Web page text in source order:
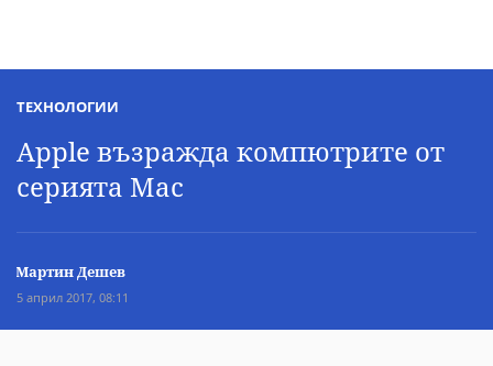
ТЕХНОЛОГИИ
Apple възражда компютрите от
серията Mac
Мартин Дешев
5 април 2017, 08:11